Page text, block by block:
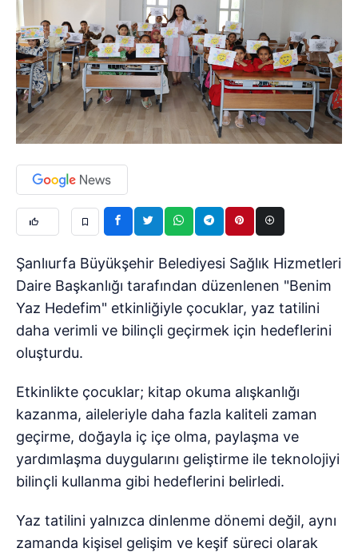
Şanlıurfa Büyükşehir Belediyesi Sağlık Hizmetleri
Daire Başkanlığı tarafından düzenlenen "Benim
Yaz Hedefim" etkinliğiyle çocuklar, yaz tatilini
daha verimli ve bilinçli geçirmek için hedeflerini
oluşturdu.
Etkinlikte çocuklar; kitap okuma alışkanlığı
kazanma, aileleriyle daha fazla kaliteli zaman
geçirme, doğayla iç içe olma, paylaşma ve
yardımlaşma duygularını geliştirme ile teknolojiyi
bilinçli kullanma gibi hedeflerini belirledi.
Yaz tatilini yalnızca dinlenme dönemi değil, aynı
zamanda kişisel gelişim ve keşif süreci olarak